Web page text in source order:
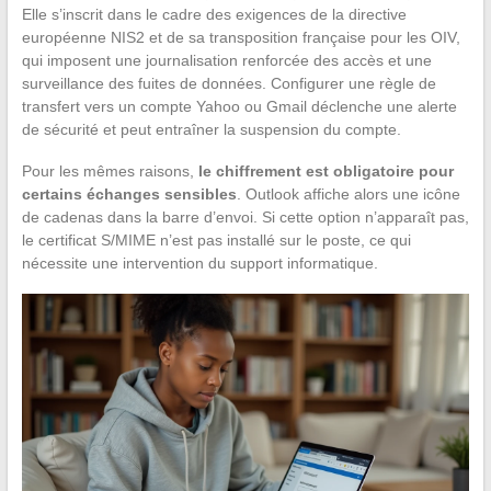
Elle s’inscrit dans le cadre des exigences de la directive
européenne NIS2 et de sa transposition française pour les OIV,
qui imposent une journalisation renforcée des accès et une
surveillance des fuites de données. Configurer une règle de
transfert vers un compte Yahoo ou Gmail déclenche une alerte
de sécurité et peut entraîner la suspension du compte.
Pour les mêmes raisons, le chiffrement est obligatoire pour
certains échanges sensibles . Outlook affiche alors une icône
de cadenas dans la barre d’envoi. Si cette option n’apparaît pas,
le certificat S/MIME n’est pas installé sur le poste, ce qui
nécessite une intervention du support informatique.